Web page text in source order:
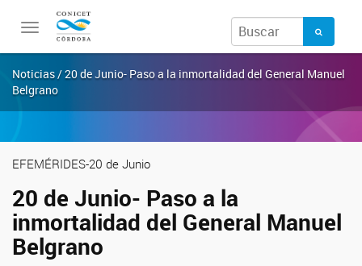
Toggle
navigation
Noticias / 20 de Junio- Paso a la inmortalidad del General Manuel
Belgrano
EFEMÉRIDES-20 de Junio
20 de Junio- Paso a la
inmortalidad del General Manuel
Belgrano